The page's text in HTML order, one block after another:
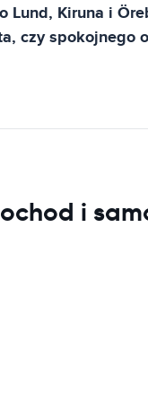
Lund, Kiruna i
czy
i